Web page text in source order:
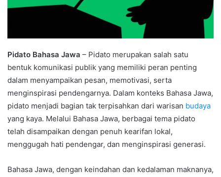
Pidato Bahasa Jawa – Pidato merupakan salah satu
bentuk komunikasi publik yang memiliki peran penting
dalam menyampaikan pesan, memotivasi, serta
menginspirasi pendengarnya. Dalam konteks Bahasa Jawa,
pidato menjadi bagian tak terpisahkan dari warisan budaya
yang kaya. Melalui Bahasa Jawa, berbagai tema pidato
telah disampaikan dengan penuh kearifan lokal,
menggugah hati pendengar, dan menginspirasi generasi.
Bahasa Jawa, dengan keindahan dan kedalaman maknanya,